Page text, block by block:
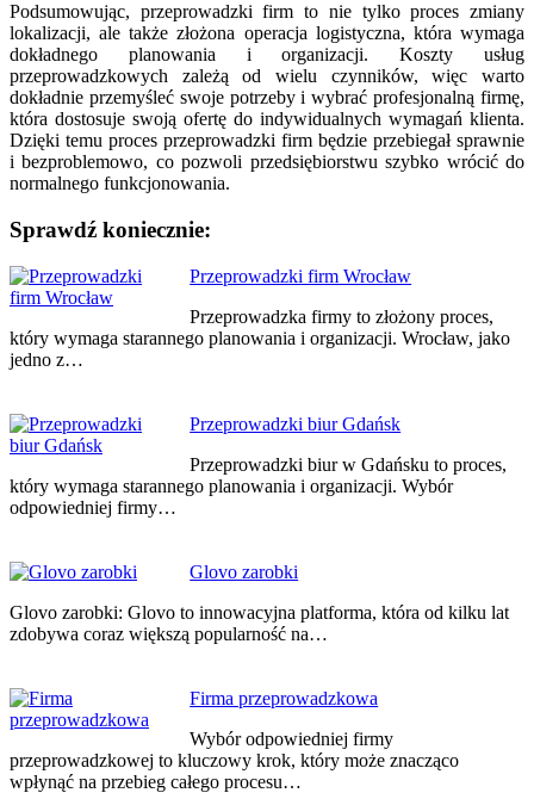
Podsumowując, przeprowadzki firm to nie tylko proces zmiany
lokalizacji, ale także złożona operacja logistyczna, która wymaga
dokładnego planowania i organizacji. Koszty usług
przeprowadzkowych zależą od wielu czynników, więc warto
dokładnie przemyśleć swoje potrzeby i wybrać profesjonalną firmę,
która dostosuje swoją ofertę do indywidualnych wymagań klienta.
Dzięki temu proces przeprowadzki firm będzie przebiegał sprawnie
i bezproblemowo, co pozwoli przedsiębiorstwu szybko wrócić do
normalnego funkcjonowania.
Sprawdź koniecznie:
Przeprowadzki firm Wrocław
Przeprowadzka firmy to złożony proces,
który wymaga starannego planowania i organizacji. Wrocław, jako
jedno z…
Przeprowadzki biur Gdańsk
Przeprowadzki biur w Gdańsku to proces,
który wymaga starannego planowania i organizacji. Wybór
odpowiedniej firmy…
Glovo zarobki
Glovo zarobki: Glovo to innowacyjna platforma, która od kilku lat
zdobywa coraz większą popularność na…
Firma przeprowadzkowa
Wybór odpowiedniej firmy
przeprowadzkowej to kluczowy krok, który może znacząco
wpłynąć na przebieg całego procesu…
Nawigacja
wpisu